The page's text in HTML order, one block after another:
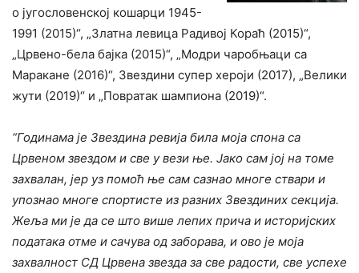
о југословенској кошарци 1945-
1991 (2015)“, „Златна левица Радивој Кораћ (2015)“,
„Црвено-бела бајка (2015)“, „Модри чаробњаци са
Маракане (2016)“, Звездини супер хероји (2017), „Велики
жути (2019)“ и „Повратак шампиона (2019)“.
“Годинама је Звездина ревија била моја спона са
Црвеном звездом и све у вези ње. Јако сам јој на томе
захвалан, јер уз помоћ ње сам сазнао многе ствари и
упознао многе спортисте из разних Звездиних секција.
Жеља ми је да се што више лепих прича и историјских
података отме и сачува од заборава, и ово је моја
захвалност СД Црвена звезда за све радости, све успехе